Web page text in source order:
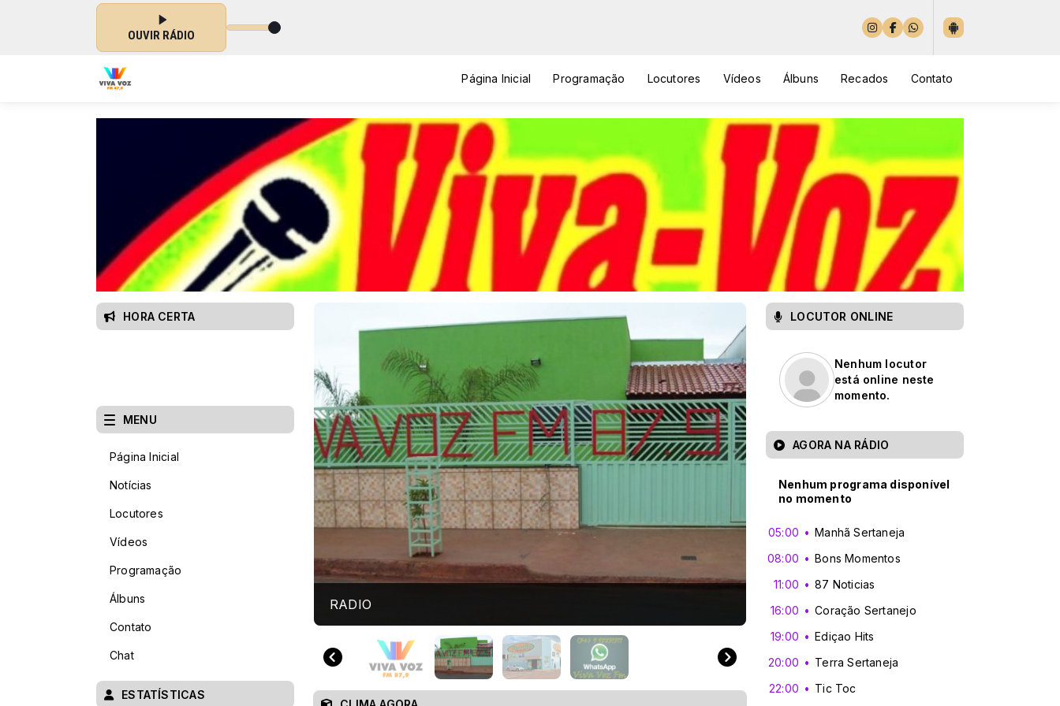
OUVIR RÁDIO
Página Inicial Programação Locutores Vídeos Álbuns Recados Contato
RADIO favorito
HORA CERTA
MENU
Página Inicial
Notícias
Locutores
Vídeos
Programação
Álbuns
Contato
Chat
ESTATÍSTICAS
LOCUTOR ONLINE
Nenhum locutor
está online neste
momento.
AGORA NA RÁDIO
Nenhum programa disponível
no momento
05:00
Manhã Sertaneja
08:00
Bons Momentos
11:00
87 Noticias
16:00
Coração Sertanejo
19:00
Ediçao Hits
20:00
Terra Sertaneja
22:00
Tic Toc